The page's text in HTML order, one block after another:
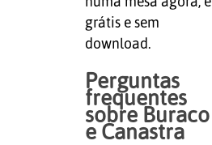
grátis e sem
download.
Perguntas
frequentes
sobre Buraco
e Canastra